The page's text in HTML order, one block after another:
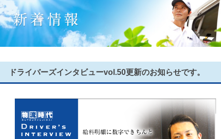
ドライバーズインタビューvol.50更新のお知らせです。